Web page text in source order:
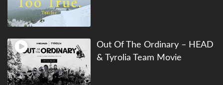
Out Of The Ordinary – HEAD
& Tyrolia Team Movie